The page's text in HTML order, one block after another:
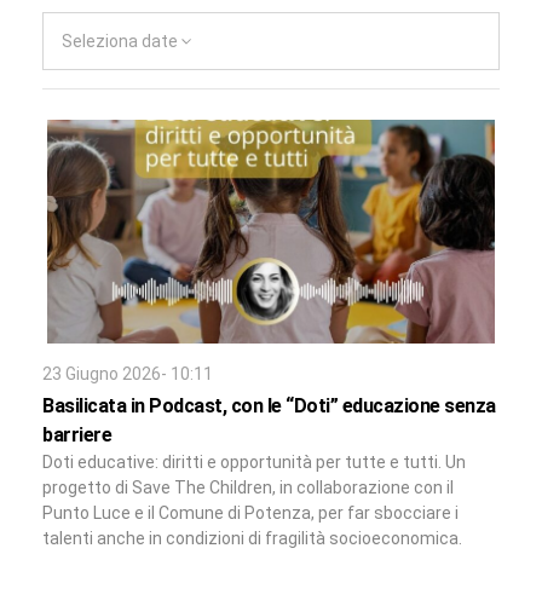
Seleziona date
23 Giugno 2026- 10:11
Basilicata in Podcast, con le “Doti” educazione senza
barriere
Doti educative: diritti e opportunità per tutte e tutti. Un
progetto di Save The Children, in collaborazione con il
Punto Luce e il Comune di Potenza, per far sbocciare i
talenti anche in condizioni di fragilità socioeconomica.